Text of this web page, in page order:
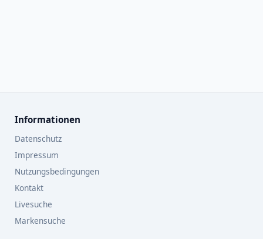
Informationen
Datenschutz
Impressum
Nutzungsbedingungen
Kontakt
Livesuche
Markensuche